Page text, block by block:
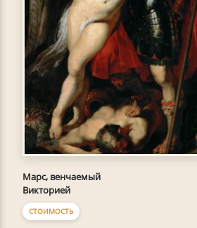
Марс, венчаемый
Викторией
СТОИМОСТЬ